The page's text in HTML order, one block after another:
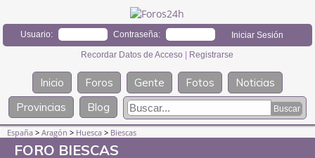
Usuario: Contraseña:
Recordar Datos de Acceso Registrarse
Inicio Foros Gente Fotos
Noticias
Provincias
Blog
España > Aragón > Huesca > Biescas
FORO BIESCAS